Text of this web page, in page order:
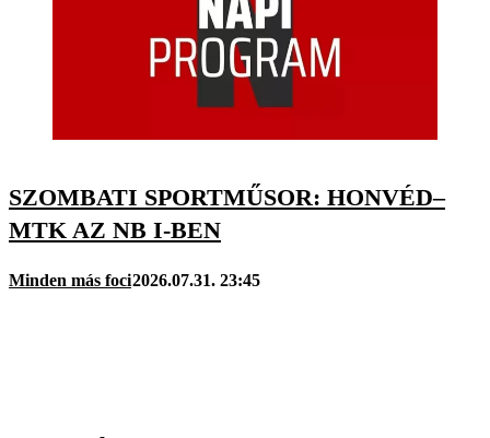
SZOMBATI SPORTMŰSOR: HONVÉD–
MTK AZ NB I-BEN
Minden más foci2026.07.31. 23:45